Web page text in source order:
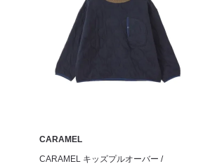
CARAMEL
CARAMEL キッズプルオーバー /